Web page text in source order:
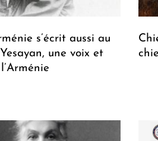
s’écrit aussi au
une voix et